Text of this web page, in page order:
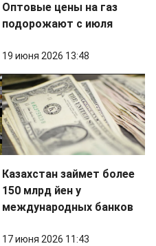
Оптовые цены на газ
подорожают с июля
19 июня 2026 13:48
Казахстан займет более
150 млрд йен у
международных банков
17 июня 2026 11:43